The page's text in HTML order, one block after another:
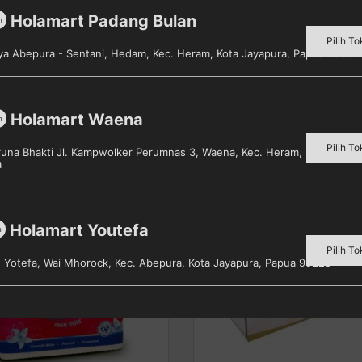
Holamart Padang Bulan
Abepura - Sentani, Hedam, Kec. Heram, Kota Jayapura, Papua 99351
Pilih
Holamart Waena
Bhakti Jl. Kampwolker Perumnas 3, Waena, Kec. Heram, Kota Pilih
Holamart Youtefa
Yotefa, Wai Mhorock, Kec. Abepura, Kota Jayapura, Papua 99225
Pilih